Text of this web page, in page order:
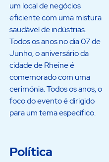
um local de negócios
eficiente com uma mistura
saudável de indústrias.
Todos os anos no dia 07 de
Junho, o aniversário da
cidade de Rheine é
comemorado com uma
cerimónia. Todos os anos, o
foco do evento é dirigido
para um tema específico.
Política